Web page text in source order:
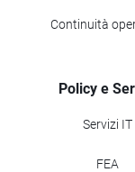
Continuità
Policy e
Servizi IT
FEA